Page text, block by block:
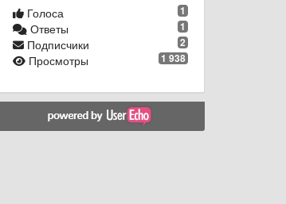
1
Голоса
1
Ответы
2
Подписчики
1 938
Просмотры